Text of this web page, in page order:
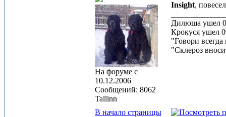
На форуме с
10.12.2006
Сообщений: 8062
Tallinn
Insight,
Дилюша ушел
Крокуся ушел
"Говори
"Склероз
В начало страницы